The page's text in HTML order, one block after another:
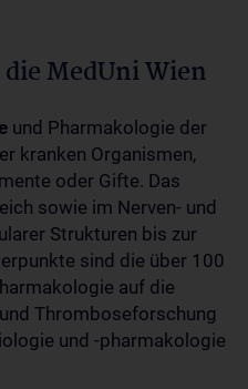
MedUni Wien
und Pharmakologie der
kranken Organismen,
oder Gifte. Das
sowie im Nerven- und
Strukturen bis zur
sind die über 100
auf die
Thromboseforschung
und -pharmakologie